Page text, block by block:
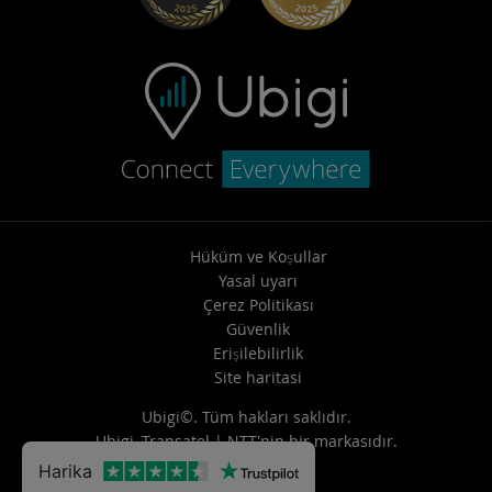
Destekle iletişime geçin
Hüküm ve Koşullar
Yasal uyarı
Çerez Politikası
Güvenlik
Erişilebilirlik
Site haritasi
Ubigi©. Tüm hakları saklıdır.
Ubigi,Transatel | NTT'nin bir markasıdır.
Harika